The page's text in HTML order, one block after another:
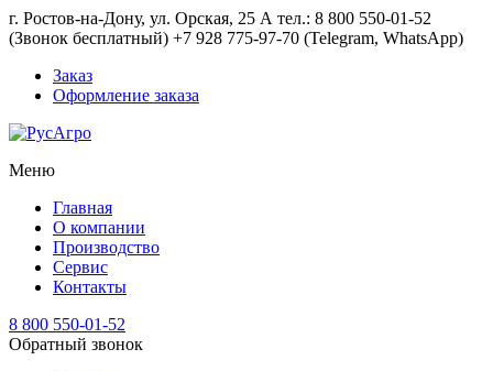
г. Ростов-на-Дону, ул. Орская, 25 А тел.: 8 800 550-01-52
(Звонок бесплатный) +7 928 775-97-70 (Telegram, WhatsApp)
Заказ
Оформление заказа
Меню
Главная
О компании
Производство
Сервис
Контакты
8 800 550-01-52
Обратный звонок